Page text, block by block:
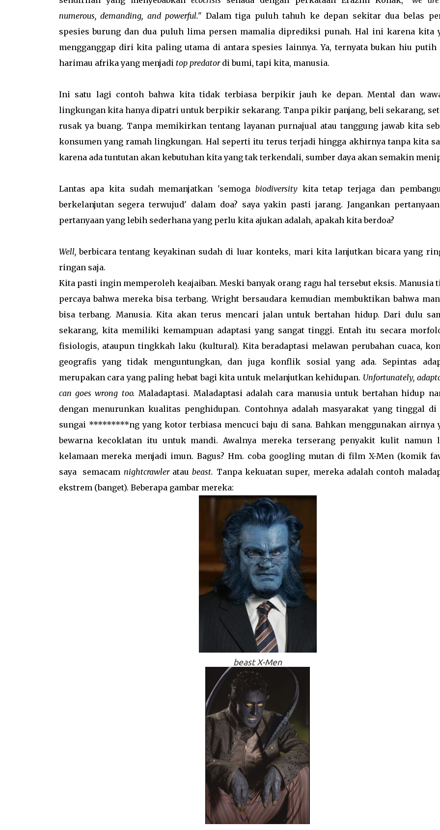
numerous, demanding, and powerful." Dalam tiga puluh tahuh ke depan sekitar dua belas
spesies burung dan dua puluh lima persen mamalia diprediksi punah. Hal ini karena kita
mengganggap diri kita paling utama di antara spesies lainnya. Ya, ternyata bukan hiu putih
harimau afrika yang menjadi top predatordi bumi, tapi kita, manusia.
Ini satu lagi contoh bahwa kita tidak terbiasa berpikir jauh ke depan. Mental dan
lingkungan kita hanya dipatri untuk berpikir sekarang. Tanpa pikir panjang, beli sekarang,
rusak ya buang. Tanpa memikirkan tentang layanan purnajual atau tanggung jawab kita
konsumen yang ramah lingkungan. Hal seperti itu terus terjadi hingga akhirnya tanpa kita
karena ada tuntutan akan kebutuhan kita yang tak terkendali, sumber daya akan semakin
Lantas apa kita sudah memanjatkan 'semoga biodiversitykita tetap terjaga dan
berkelanjutan segera terwujud' dalam doa? saya yakin pasti jarang. Jangankan
pertanyaan yang lebih sederhana yang perlu kita ajukan adalah, apakah kita berdoa?
Well,berbicara tentang keyakinan sudah di luar konteks, mari kita lanjutkan bicara yang
ringan saja.
Kita pasti ingin memperoleh keajaiban. Meski banyak orang ragu hal tersebut eksis. Manusia
percaya bahwa mereka bisa terbang. Wright bersaudara kemudian membuktikan bahwa
bisa terbang. Manusia. Kita akan terus mencari jalan untuk bertahan hidup. Dari dulu
sekarang, kita memiliki kemampuan adaptasi yang sangat tinggi. Entah itu secara
fisiologis, ataupun tingkkah laku (kultural). Kita beradaptasi melawan perubahan cuaca,
geografis yang tidak menguntungkan, dan juga konflik sosial yang ada. Sepintas
merupakan cara yang paling hebat bagi kita untuk melanjutkan kehidupan. Unfortunately,
can goes wrong too.Maladaptasi. Maladaptasi adalah cara manusia untuk bertahan hidup
dengan menurunkan kualitas penghidupan. Contohnya adalah masyarakat yang tinggal
sungai *********ng yang kotor terbiasa mencuci baju di sana. Bahkan menggunakan airnya
bewarna kecoklatan itu untuk mandi. Awalnya mereka terserang penyakit kulit namun
kelamaan mereka menjadi imun. Bagus? Hm. coba googling mutan di film X-Men (komik
saya semacam nightcrawlerataubeast. Tanpa kekuatan super, mereka adalah contoh
ekstrem (banget). Beberapa gambar mereka:
beast X-Men